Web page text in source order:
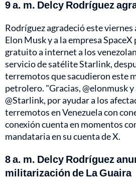
9 a. m. Delcy Rodríguez
Rodríguez agradeció este
Elon Musk y a la empresa
gratuito a internet a los
servicio de satélite Starlink,
terremotos que sacudieron este
petrolero. "Gracias, @elonmusk
@Starlink, por ayudar a los
terremotos en Venezuela con
conexión cuenta en momentos
mandataria en su cuenta de X.
8 a. m. Delcy Rodríguez
militarización de La Guaira